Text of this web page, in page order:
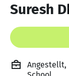
Suresh
Angestellt,